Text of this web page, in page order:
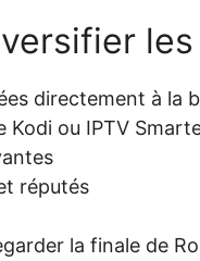
directement à la
Kodi ou IPTV
réputés
la finale de